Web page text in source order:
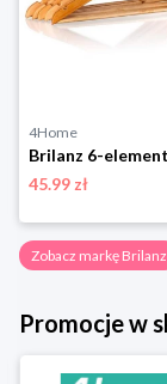
4Home
45.99 zł
Zobacz markę Brilanz
Promocje w